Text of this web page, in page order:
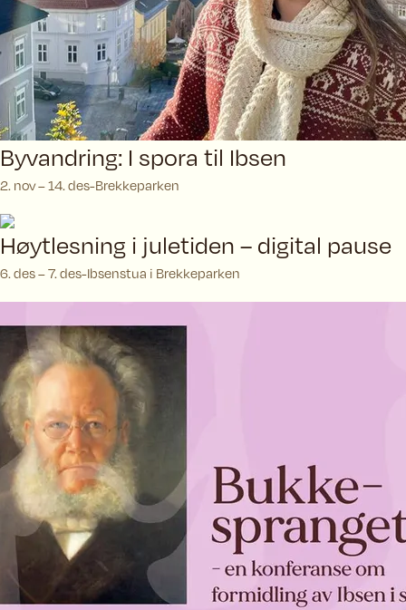
Byvandring: I spora til Ibsen
2. nov – 14. des Brekkeparken
Høytlesning i juletiden – digital pause
6. des – 7. des Ibsenstua i Brekkeparken